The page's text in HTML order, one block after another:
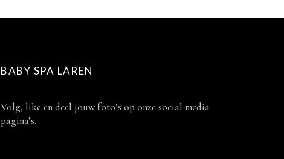
BABY SPA LAREN
Volg, like en deel jouw foto’s op onze social media
pagina’s.